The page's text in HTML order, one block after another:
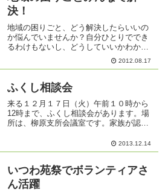
決！
地域の困りごと、どう解決したらいいの
か悩んでいませんか？自分ひとりででき
るわけもないし、どうしていいかわから
ないし・・・・・。だとしたら！ その
困りごとを解決するため、みんなで支え
◆支え合う仕組みをつくる...
2012.08.17
ふくし相談会
来る１２月１７日（火）午前１０時から
12時まで、ふくし相談会があります。場
所は、柳原支所会議室です。家族が認知
言動に不安に思うことがありましたら 遠
慮なくご相談ください。介護をもっと楽
2013.12.14
いつわ苑祭でボランティアさ
ん活躍